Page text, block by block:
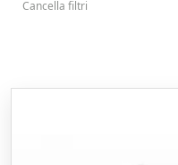
Cancella filtri